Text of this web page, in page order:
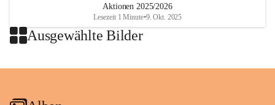
Aktionen 2025/2026
Lesezeit 1 Minute•9. Okt. 2025
Ausgewählte Bilder